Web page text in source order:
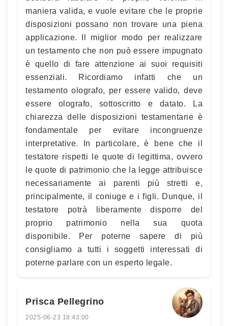
maniera valida, e vuole evitare che le proprie
disposizioni possano non trovare una piena
applicazione. Il miglior modo per realizzare
un testamento che non può essere impugnato
è quello di fare attenzione ai suoi requisiti
essenziali. Ricordiamo infatti che un
testamento olografo, per essere valido, deve
essere olografo, sottoscritto e datato. La
chiarezza delle disposizioni testamentarie è
fondamentale per evitare incongruenze
interpretative. In particolare, è bene che il
testatore rispetti le quote di legittima, ovvero
le quote di patrimonio che la legge attribuisce
necessariamente ai parenti più stretti e,
principalmente, il coniuge e i figli. Dunque, il
testatore potrà liberamente disporre del
proprio patrimonio nella sua quota
disponibile. Per poterne sapere di più
consigliamo a tutti i soggetti interessati di
poterne parlare con un esperto legale.
Prisca Pellegrino
2025-06-23 18:43:00